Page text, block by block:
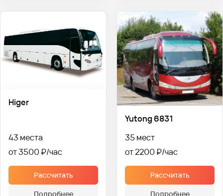
Higer
43 места
от 3500 ₽
Рассчитать
Подробнее
Yutong 6831
35 мест
от 2200 ₽
Рассчитать
Подробнее